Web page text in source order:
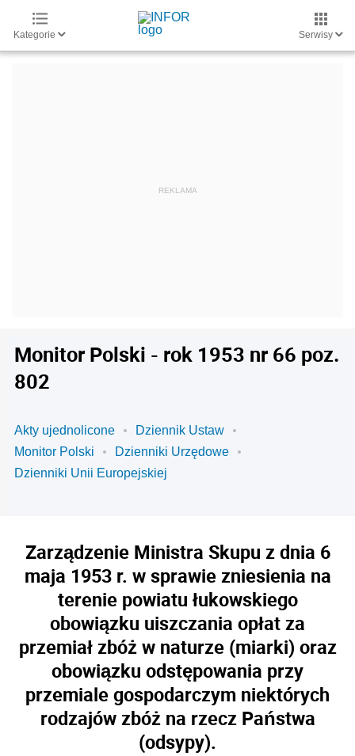
Kategorie Serwisy
Monitor Polski - rok 1953 nr 66 poz.
802
Akty ujednolicone
Dziennik Ustaw
Monitor Polski
Dzienniki Urzędowe
Dzienniki Unii Europejskiej
Zarządzenie Ministra Skupu z dnia 6
maja 1953 r. w sprawie zniesienia na
terenie powiatu łukowskiego
obowiązku uiszczania opłat za
przemiał zbóż w naturze (miarki) oraz
obowiązku odstępowania przy
przemiale gospodarczym niektórych
rodzajów zbóż na rzecz Państwa
(odsypy).